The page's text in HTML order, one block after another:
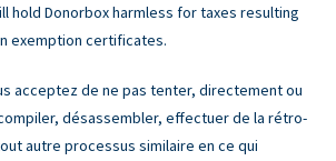
hold Donorbox harmless for taxes resulting
exemption certificates.
acceptez de ne pas tenter, directement ou
désassembler, effectuer de la rétro-
autre processus similaire en ce qui